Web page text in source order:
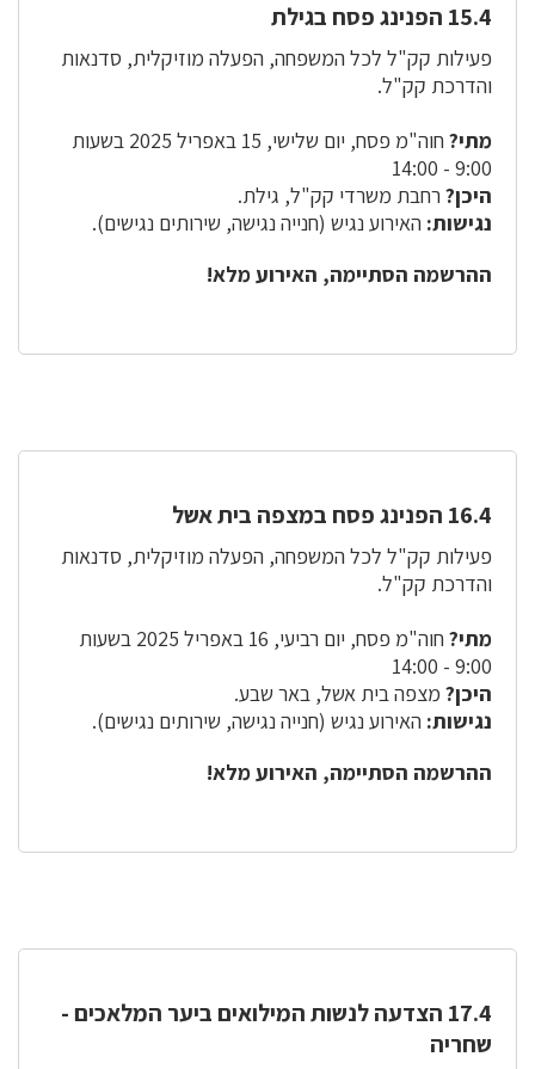
15.4 הפנינג פסח בגילת
פעילות קק"ל לכל המשפחה, הפעלה מוזיקלית, סדנאות
והדרכת קק"ל.
מתי?
חוה"מ פסח, יום שלישי, 15 באפריל 2025 בשעות
9:00 - 14:00
היכן? רחבת משרדי קק"ל, גילת.
נגישות: האירוע נגיש (חנייה נגישה, שירותים נגישים).
ההרשמה הסתיימה, האירוע מלא!
16.4 הפנינג פסח במצפה בית אשל
פעילות קק"ל לכל המשפחה, הפעלה מוזיקלית, סדנאות
והדרכת קק"ל.
מתי?
חוה"מ פסח, יום רביעי, 16 באפריל 2025 בשעות
9:00 - 14:00
היכן? מצפה בית אשל, באר שבע.
נגישות: האירוע נגיש (חנייה נגישה, שירותים נגישים).
ההרשמה הסתיימה, האירוע מלא!
17.4 הצדעה לנשות המילואים ביער המלאכים -
שחריה